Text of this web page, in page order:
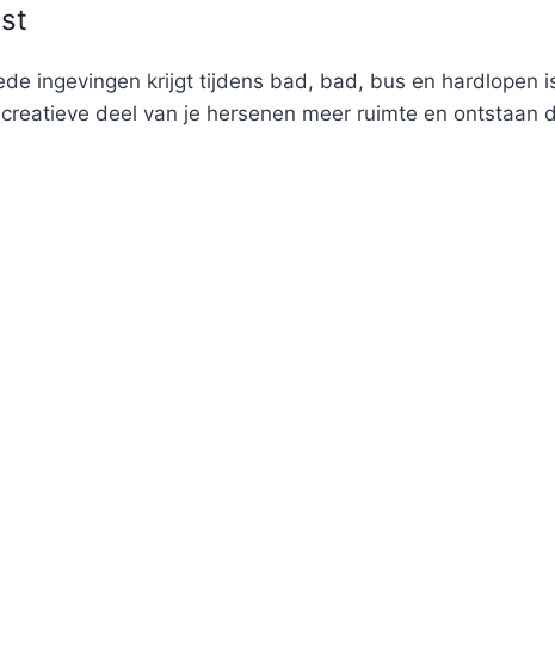
ingevingen krijgt tijdens bad, bad, bus en hardlopen
deel van je hersenen meer ruimte en ontstaan